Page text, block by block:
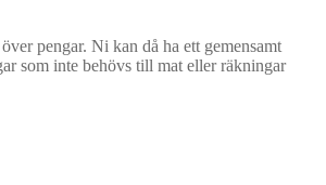
pengar. Ni kan då ha ett gemensamt
som inte behövs till mat eller räkningar